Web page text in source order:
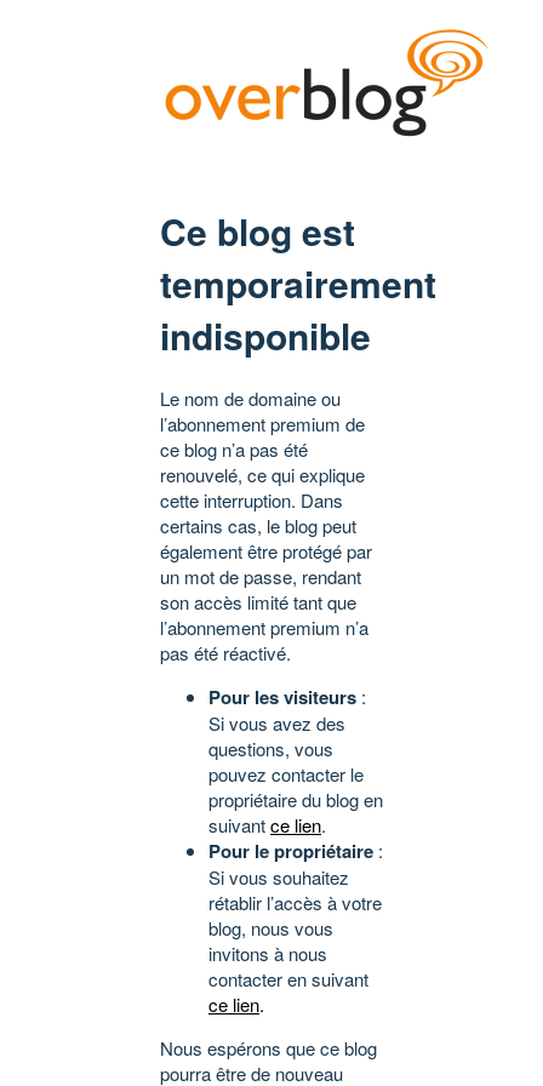
Ce blog est
temporairement
indisponible
Le nom de domaine ou
l’abonnement premium de
ce blog n’a pas été
renouvelé, ce qui explique
cette interruption. Dans
certains cas, le blog peut
également être protégé par
un mot de passe, rendant
son accès limité tant que
l’abonnement premium n’a
pas été réactivé.
Pour les visiteurs :
Si vous avez des
questions, vous
pouvez contacter le
propriétaire du blog en
suivantce lien.
Pour le propriétaire :
Si vous souhaitez
rétablir l’accès à votre
blog, nous vous
invitons à nous
contacter en suivant
ce lien.
Nous espérons que ce blog
pourra être de nouveau